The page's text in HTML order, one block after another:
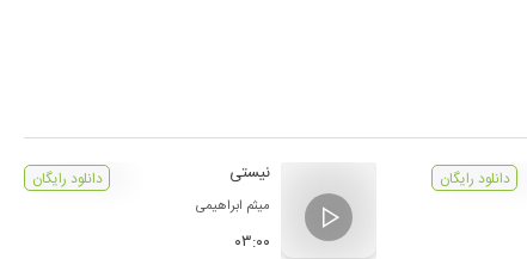
دانلود رایگان نیستی
میثم ابراهیمی
۰۳:۰۰
دانلود رایگان